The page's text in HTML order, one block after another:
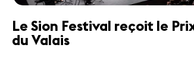
Le Sion Festival reçoit le
du Valais